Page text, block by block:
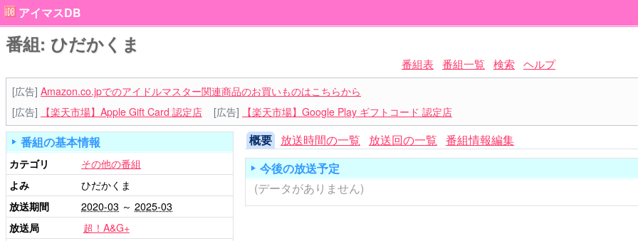
アイマスDB
番組: ひだかくま
番組表 番組一覧 検索 ヘルプ
[広告] Amazon.co.jpでのアイドルマスター関連商品のお買いものはこちらから
[広告]
【楽天市場】Apple Gift Card 認定店 [広告] 【楽天市場】Google Play ギフトコード 認定店
概要 放送時間の一覧 放送回の一覧 番組情報編集
今後の放送予定
(データがありません)
番組の基本情報
カテゴリ
その他の番組
よみ
ひだかくま
放送期間
2020-03 ～ 2025-03
放送局
超！A&G+